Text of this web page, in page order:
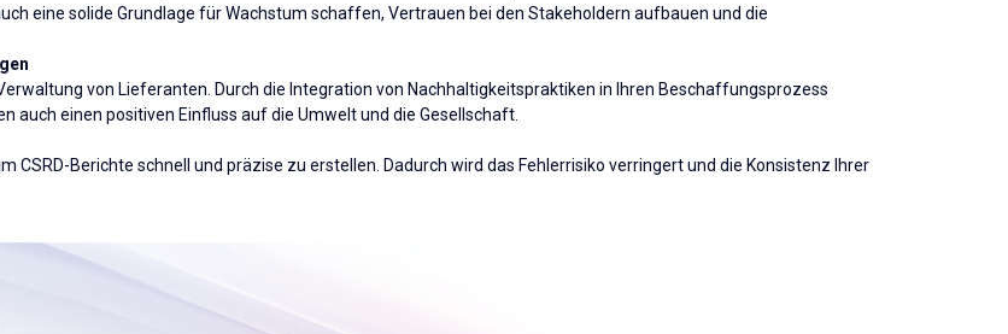
eine solide Grundlage für Wachstum schaffen, Vertrauen bei den Stakeholdern aufbauen und die
von Lieferanten. Durch die Integration von Nachhaltigkeitspraktiken in Ihren Beschaffungsprozess
auch einen positiven Einfluss auf die Umwelt und die Gesellschaft.
Berichte schnell und präzise zu erstellen. Dadurch wird das Fehlerrisiko verringert und die Konsistenz Ihrer